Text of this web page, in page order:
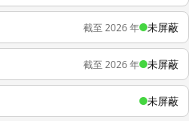
截至 2026 年 未屏蔽
截至 2026 年 未屏蔽
未屏蔽